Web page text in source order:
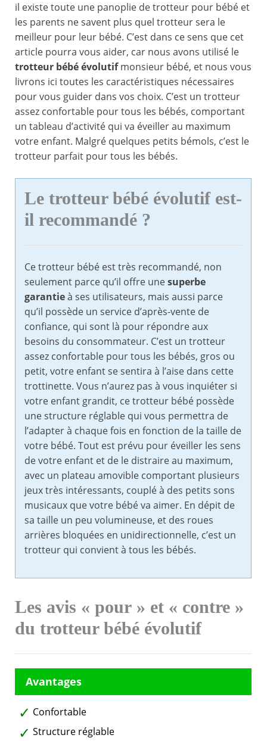
il existe toute une panoplie de trotteur pour bébé et
les parents ne savent plus quel trotteur sera le
meilleur pour leur bébé. C’est dans ce sens que cet
article pourra vous aider, car nous avons utilisé le
trotteur bébé évolutifmonsieur bébé, et nous vous
livrons ici toutes les caractéristiques nécessaires
pour vous guider dans vos choix. C’est un trotteur
assez confortable pour tous les bébés, comportant
un tableau d’activité qui va éveiller au maximum
votre enfant. Malgré quelques petits bémols, c’est le
trotteur parfait pour tous les bébés.
Le trotteur bébé évolutif est-
il recommandé ?
Ce trotteur bébé est très recommandé, non
seulement parce qu’il offre unesuperbe
garantieà ses utilisateurs, mais aussi parce
qu’il possède un service d’après-vente de
confiance, qui sont là pour répondre aux
besoins du consommateur. C’est un trotteur
assez confortable pour tous les bébés, gros ou
petit, votre enfant se sentira à l’aise dans cette
trottinette. Vous n’aurez pas à vous inquiéter si
votre enfant grandit, ce trotteur bébé possède
une structure réglable qui vous permettra de
l’adapter à chaque fois en fonction de la taille de
votre bébé. Tout est prévu pour éveiller les sens
de votre enfant et de le distraire au maximum,
avec un plateau amovible comportant plusieurs
jeux très intéressants, couplé à des petits sons
musicaux que votre bébé va aimer. En dépit de
sa taille un peu volumineuse, et des roues
arrières bloquées en unidirectionnelle, c’est un
trotteur qui convient à tous les bébés.
Les avis « pour » et « contre »
du trotteur bébé évolutif
Confortable
Structure réglable